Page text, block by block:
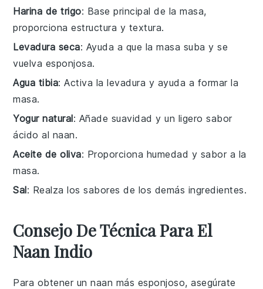
Harina de trigo: Base principal de la masa,
proporciona estructura y textura.
Levadura seca: Ayuda a que la masa suba y se
vuelva esponjosa.
Agua tibia: Activa la levadura y ayuda a formar la
masa.
Yogur natural: Añade suavidad y un ligero sabor
ácido al naan.
Aceite de oliva: Proporciona humedad y sabor a la
masa.
Sal: Realza los sabores de los demás ingredientes.
Consejo De Técnica Para El
Naan Indio
Para obtener unnaan más esponjoso, asegúrate